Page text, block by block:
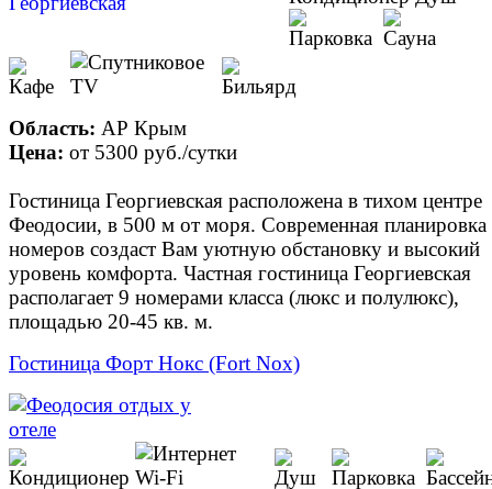
Область: АР Крым
Цена: от 5300 руб./сутки
Гостиница Георгиевская расположена в тихом центре
Феодосии, в 500 м от моря. Современная планировка
номеров создаст Вам уютную обстановку и высокий
уровень комфорта. Частная гостиница Георгиевская
располагает 9 номерами класса (люкс и полулюкс),
площадью 20-45 кв. м.
Гостиница Форт Нокс (Fort Nox)